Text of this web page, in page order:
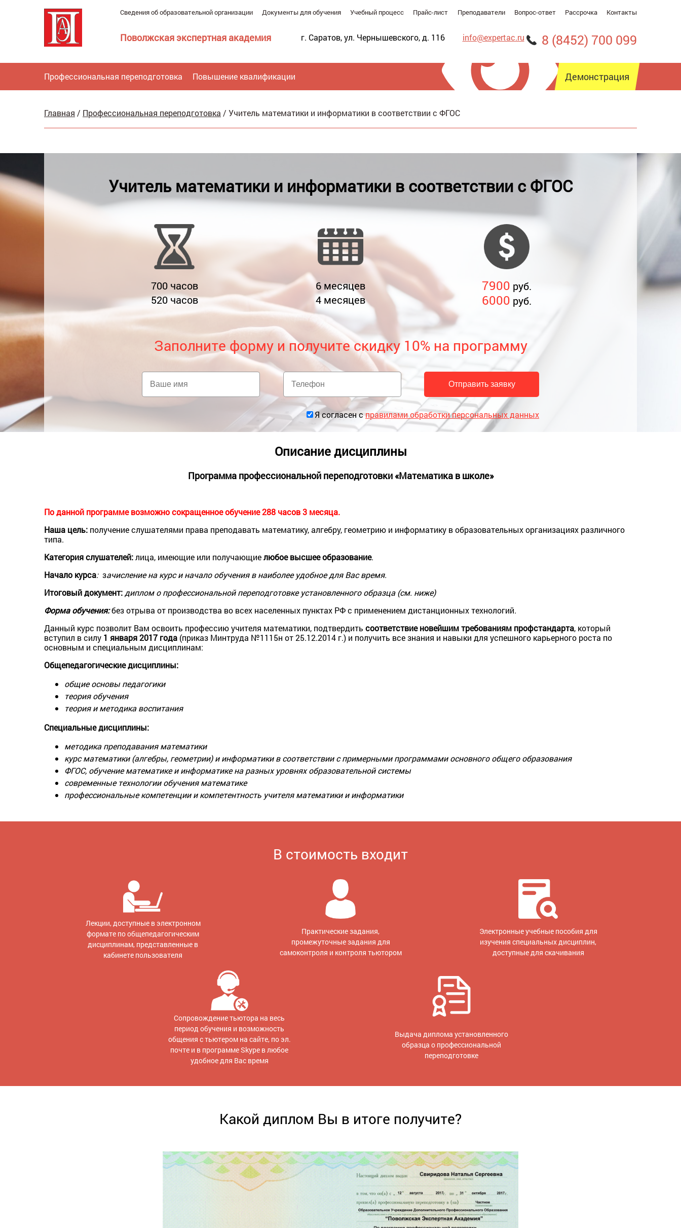
Сведения об образовательной организации Документы для обучения Учебный процесс Прайс-лист Преподаватели Вопрос-ответ Рассрочка Контакты
Поволжская экспертная академия г. Саратов, ул. Чернышевского, д. 116 info@expertac.ru 8 (8452) 700 099
Профессиональная переподготовка Повышение квалификации
Версия для слабовидящих
Демонстрация
Главная / Профессиональная переподготовка / Учитель математики и информатики в соответствии с ФГОС
Учитель математики и информатики в соответствии с ФГОС
700 часов
520 часов
6 месяцев
4 месяцев
7900 руб.
6000 руб.
Заполните форму и получите скидку 10% на программу
Я согласен справилами обработки персональных данных
Описание дисциплины
Программа профессиональной переподготовки «Математика в школе»
По данной программе возможно сокращенное обучение 288 часов 3 месяца.
Наша цель: получение слушателями права преподавать математику, алгебру, геометрию и информатику в образовательных организациях различного
типа.
Категория слушателей:лица, имеющие или получающиелюбое высшeе образование.
Начало курса: зачисление на курс и начало обучения в наиболее удобное для Вас время.
Итогoвый документ: дипломo профессиональной переподготовке установленного образца (см. ниже)
Форма обучения:без отрыва от производства во всех населенных пунктах РФ с применением дистанционных технологий.
Данный курс позволит Вам освоить профессию учителя математики, подтвердить соответствие новейшим требованиям профстандарта, который
вступил в силу 1 января 2017 года (приказ Минтруда №1115н от 25.12.2014 г.) и получить все знания и навыки для успешного карьерного роста по
основным и специальным дисциплинам:
Общепедагогические дисциплины:
общие основы педагогики
теория обучения
теория и методика воспитания
Специальные дисциплины:
методика преподавания математики
курс математики (алгебры, геометрии) и информатики в соответствии с примерными программами основного общего образования
ФГОС, обучение математике и информатике на разных уровнях образовательной системы
современные технологии обучения математике
профессиональные компетенции и компетентность учителя математики и информатики
В стоимость входит
Лекции, доступные в электронном
формате по общепедагогическим
дисциплинам, представленные в
кабинете пользователя
Практические задания,
промежуточные задания для
самоконтроля и контроля тьютором
Электронные учебные пособия для
изучения специальных дисциплин,
доступные для скачивания
Сопровождение тьютора на весь
период обучения и возможность
общения с тьютером на сайте, по эл.
почте и в программе Skype в любое
удобное для Вас время
Выдача диплома установленного
образца о профессиональной
переподготовке
Какой диплом Вы в итоге получите?